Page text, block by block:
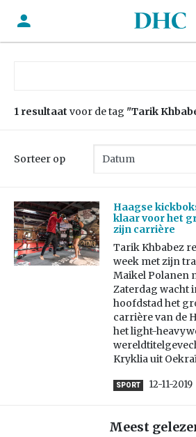
1 resultaat voor de tag "Tarik
Sorteer op
Haagse
klaar voor het
zijn carrière
Tarik Khbabez
week met zijn
Maikel Polanen
Zaterdag wacht
hoofdstad het
carrière van de
het light-
Kryklia uit
SPORT 12-11-2019
Meest